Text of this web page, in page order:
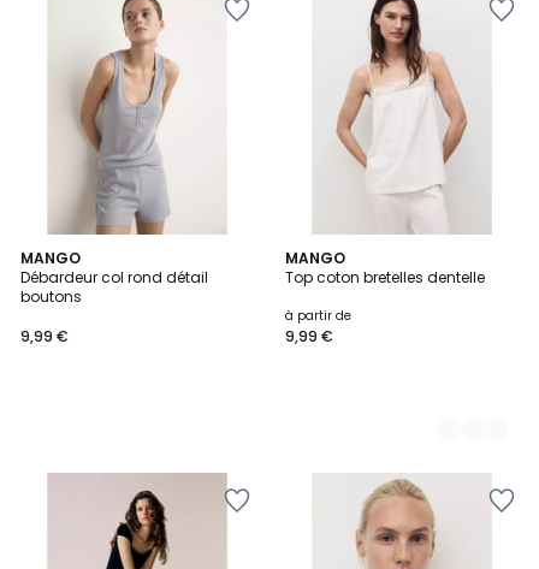
MANGO
Débardeur col rond détail
boutons
9,99 €
MANGO
Top coton bretelles dentelle
à partir de
9,99 €
3
Couleurs